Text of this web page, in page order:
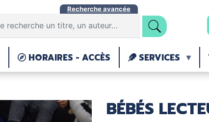
Aller
contenu
principal
Recherche avancée
HORAIRES - ACCÈS SERVICES
BÉBÉS